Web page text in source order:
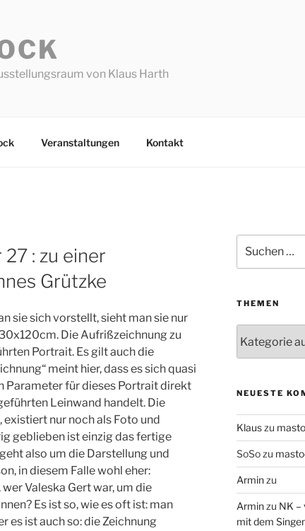
von Klaus Harth
Veranstaltungen Kontakt
: zu einer
Grützke
sie sich vorstellt, sieht man sie nur
Die Aufrißzeichnung zu
Portrait. Es gilt auch die
meint hier, dass es sich quasi
Parameter für dieses Portrait direkt
Leinwand handelt. Die
nur noch als Foto und
geblieben ist einzig das fertige
also um die Darstellung und
in diesem Falle wohl eher:
Valeska Gert war, um die
Es ist so, wie es oft ist: man
es ist auch so: die Zeichnung
nach:
THEMEN
NEUESTE
Klauszu
SoSozu
Arminzu
Arminzu NK –
mit dem